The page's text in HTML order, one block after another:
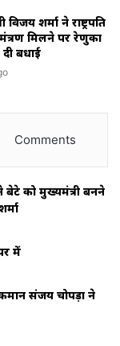
शर्मा ने राष्ट्रपति
मिलने पर रेणुका
दी बधाई
Comments
बेटे को मुख्यमंत्री बनने
में
संजय चोपड़ा ने